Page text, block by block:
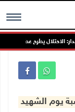
MENU
لبناء 627 وحدة استعمارية جديدة على أراضي محافظة رام الله والبيرة
يوم الشهيد